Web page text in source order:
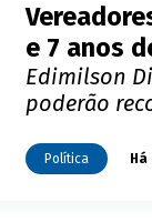
e 7 anos
Edimilson
poderão
Política